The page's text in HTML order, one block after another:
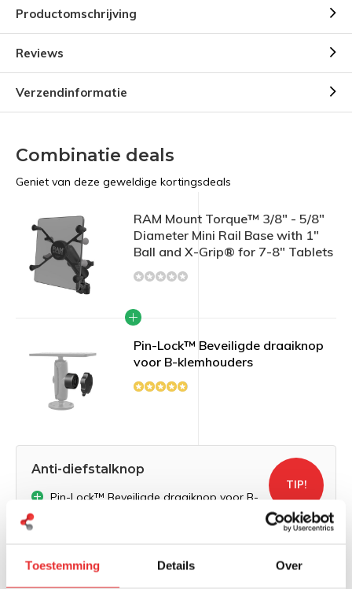
Toestemming Details Over
Productomschrijving
Reviews
Verzendinformatie
Combinatie deals
Geniet van deze geweldige kortingsdeals
RAM Mount Torque™ 3/8" - 5/8"
Diameter Mini Rail Base with 1"
Ball and X-Grip® for 7-8" Tablets
Pin-Lock™ Beveiligde draaiknop
voor B-klemhouders
Anti-diefstalknop
Pin-Lock™ Beveiligde draaiknop voor B-
Normaal:
€ 114,90
Je bespaart:
€ 3,74
TIP!